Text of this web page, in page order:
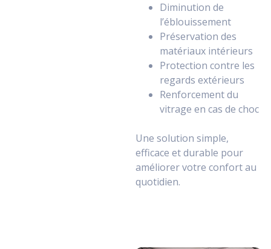
Diminution de
l’éblouissement
Préservation des
matériaux intérieurs
Protection contre les
regards extérieurs
Renforcement du
vitrage en cas de choc
Une solution simple,
efficace et durable pour
améliorer votre confort au
quotidien.